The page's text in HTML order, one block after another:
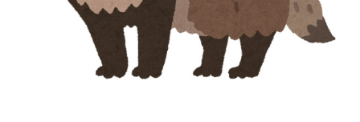
ITエンジニア向け専門サイト
企業向けIT製品の総合サイト
IT製品の技術・比較・事例